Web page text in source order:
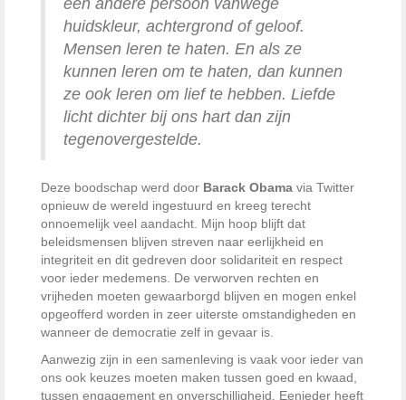
een andere persoon vanwege
huidskleur, achtergrond of geloof.
Mensen leren te haten. En als ze
kunnen leren om te haten, dan kunnen
ze ook leren om lief te hebben. Liefde
licht dichter bij ons hart dan zijn
tegenovergestelde.
Deze boodschap werd door Barack Obama via Twitter
opnieuw de wereld ingestuurd en kreeg terecht
onnoemelijk veel aandacht. Mijn hoop blijft dat
beleidsmensen blijven streven naar eerlijkheid en
integriteit en dit gedreven door solidariteit en respect
voor ieder medemens. De verworven rechten en
vrijheden moeten gewaarborgd blijven en mogen enkel
opgeofferd worden in zeer uiterste omstandigheden en
wanneer de democratie zelf in gevaar is.
Aanwezig zijn in een samenleving is vaak voor ieder van
ons ook keuzes moeten maken tussen goed en kwaad,
tussen engagement en onverschilligheid. Eenieder heeft